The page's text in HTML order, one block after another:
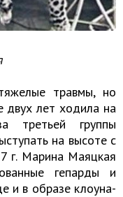
травмы, но
двух лет ходила на
третьей группы
на высоте с
г. Марина Маяцкая
гепарды и
и в образе клоуна-